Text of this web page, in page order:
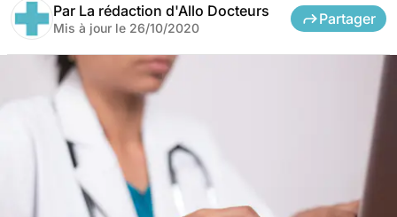
Par La rédaction d'Allo Docteurs
Mis à jour le 26/10/2020
Partager